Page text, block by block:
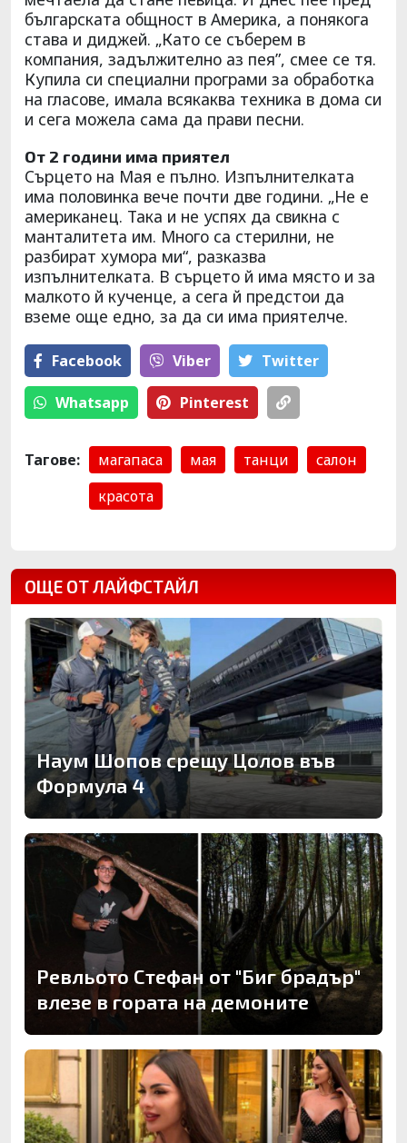
българската общност в Америка, а понякога
става и диджей. „Като се съберем в
компания, задължително аз пея”, смее се тя.
Купила си специални програми за обработка
на гласове, имала всякаква техника в дома си
и сега можела сама да прави песни.
От 2 години има приятел
Сърцето на Мая е пълно. Изпълнителката
има половинка вече почти две години. „Не е
американец. Така и не успях да свикна с
манталитета им. Много са стерилни, не
разбират хумора ми“, разказва
изпълнителката. В сърцето й има място и за
малкото й кученце, а сега й предстои да
вземе още едно, за да си има приятелче.
Facebook Viber Тwitter
Whatsapp Pinterest
Тагове: магапаса мая танци
салон
красота
ОЩЕ ОТ ЛАЙФСТАЙЛ
Наум Шопов срещу Цолов във
Формула 4
Ревльото Стефан от "Биг брадър"
влезе в гората на демоните